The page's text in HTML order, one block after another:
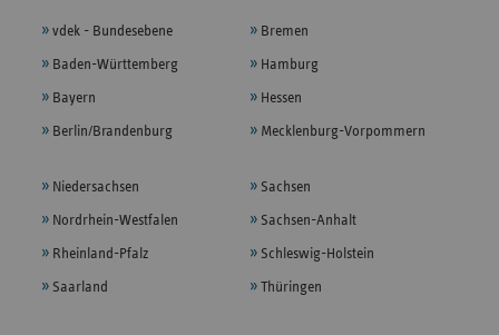
vdek - Bundesebene
Baden-Württemberg
Bayern
Berlin/Brandenburg
Bremen
Hamburg
Hessen
Mecklenburg-Vorpommern
Niedersachsen
Nordrhein-Westfalen
Rheinland-Pfalz
Saarland
Sachsen
Sachsen-Anhalt
Schleswig-Holstein
Thüringen